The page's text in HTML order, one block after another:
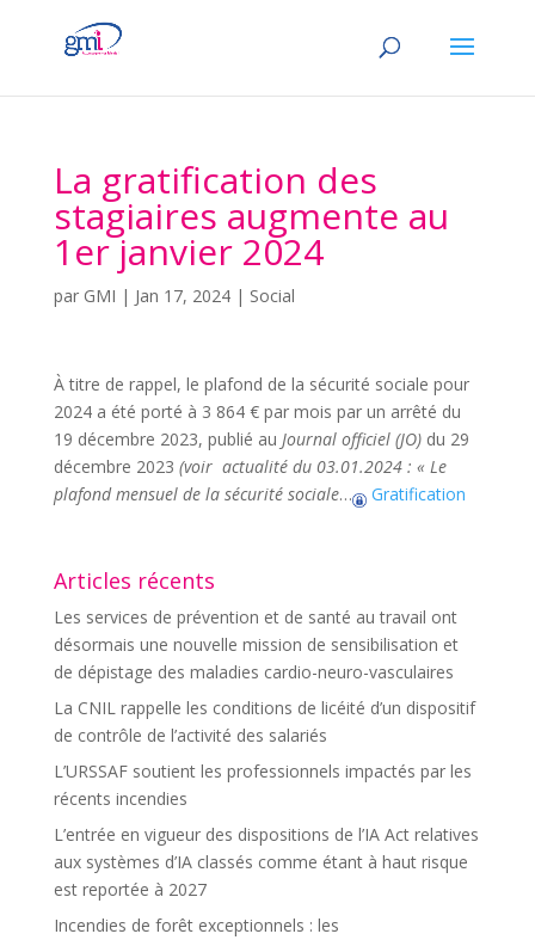
La gratification des
stagiaires augmente au
1er janvier 2024
par GMI | Jan 17, 2024| Social
À titre de rappel, le plafond de la sécurité sociale pour
2024 a été porté à 3 864 € par mois par un arrêté du
19 décembre 2023, publié au Journal officiel (JO)du 29
décembre 2023 (voir actualité du 03.01.2024 : « Le
plafond mensuel de la sécurité sociale… Gratification
Articles récents
Les services de prévention et de santé au travail ont
désormais une nouvelle mission de sensibilisation et
de dépistage des maladies cardio-neuro-vasculaires
La CNIL rappelle les conditions de licéité d’un dispositif
de contrôle de l’activité des salariés
L’URSSAF soutient les professionnels impactés par les
récents incendies
L’entrée en vigueur des dispositions de l’IA Act relatives
aux systèmes d’IA classés comme étant à haut risque
est reportée à 2027
Incendies de forêt exceptionnels : les